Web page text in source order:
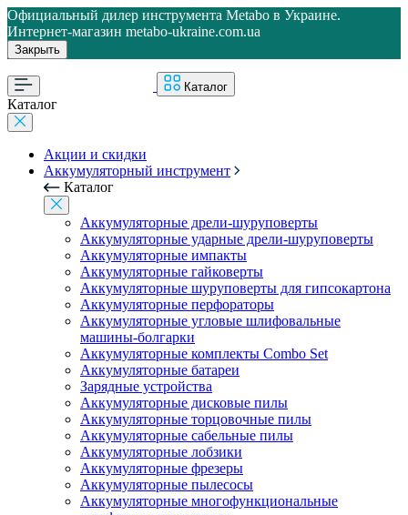
Официальный дилер инструмента Metabo в Украине.
Интернет-магазин metabo-ukraine.com.ua
Закрыть
Каталог
Каталог
Акции и скидки
Аккумуляторный инструмент
Каталог
Аккумуляторные дрели-шуруповерты
Аккумуляторные ударные дрели-шуруповерты
Аккумуляторные импакты
Аккумуляторные гайковерты
Аккумуляторные шуруповерты для гипсокартона
Аккумуляторные перфораторы
Аккумуляторные угловые шлифовальные
машины-болгарки
Аккумуляторные комплекты Combo Set
Аккумуляторные батареи
Зарядные устройства
Аккумуляторные дисковые пилы
Аккумуляторные торцовочные пилы
Аккумуляторные сабельные пилы
Аккумуляторные лобзики
Аккумуляторные фрезеры
Аккумуляторные пылесосы
Аккумуляторные многофункциональные